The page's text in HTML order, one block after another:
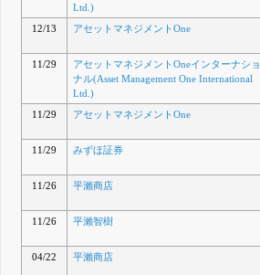
Ltd.)
12/13 アセットマネジメントOne
11/29
アセットマネジメントOneインターナショ
ナル(Asset Management One International
Ltd.)
11/29 アセットマネジメントOne
11/29
みずほ証券
11/26
平瀨商店
11/26
平瀨智樹
04/22
平瀨商店